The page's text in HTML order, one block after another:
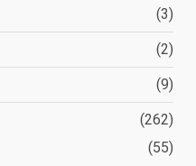
(3)
(2)
(9)
(262)
(55)